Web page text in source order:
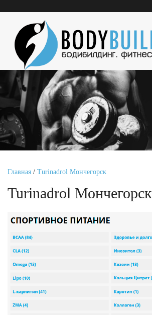
Главная / Turinadrol Мончегорск
Turinadrol Мончегорск